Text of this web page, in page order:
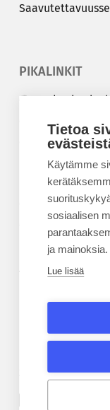
Tietoa
Käytämme
sosiaalisen
ja mainoksia.
Lue lisää
PIKALINKIT
Kesäyliopisto
Epanet
BLOGIT
TILAA
Tilaa
Tilaa
SEURAA
Etelä-